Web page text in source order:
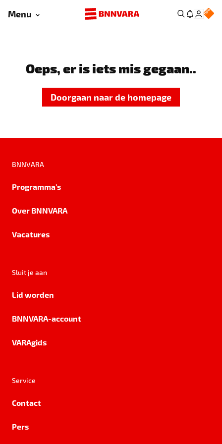
Menu
Oeps, er is iets mis gegaan..
Doorgaan naar de homepage
BNNVARA
Programma's
Over BNNVARA
Vacatures
Sluit je aan
Lid worden
BNNVARA-account
VARAgids
Service
Contact
Pers